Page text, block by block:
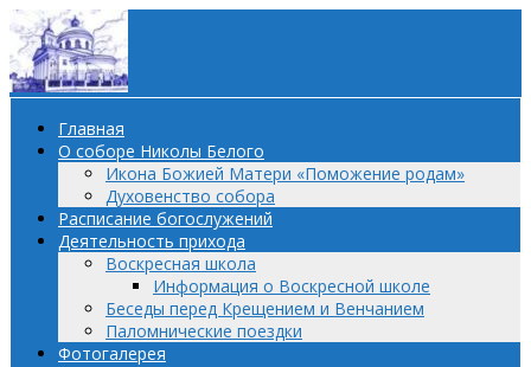
Главная
О соборе Николы Белого
Икона Божией Матери «Поможение родам»
Духовенство собора
Расписание богослужений
Деятельность прихода
Воскресная школа
Информация о Воскресной школе
Беседы перед Крещением и Венчанием
Паломнические поездки
Фотогалерея